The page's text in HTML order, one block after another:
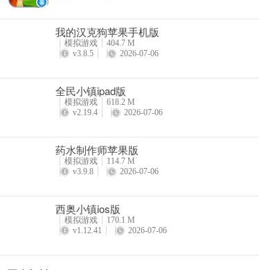
我的汉克狗苹果手机版
模拟游戏
404.7 M
v3.8.5
2026-07-06
全民小镇ipad版
模拟游戏
618.2 M
v2.19.4
2026-07-06
药水制作师苹果版
模拟游戏
114.7 M
v3.9.8
2026-07-06
西奥小镇ios版
模拟游戏
170.1 M
v1.12.41
2026-07-06